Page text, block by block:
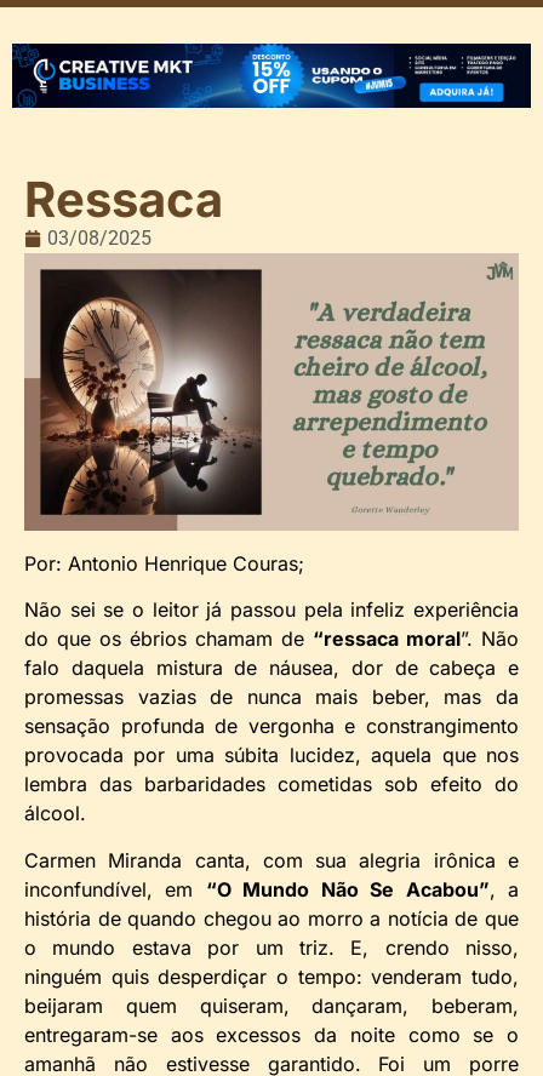
Ressaca
03/08/2025
Por: Antonio Henrique Couras;
Não sei se o leitor já passou pela infeliz experiência
do que os ébrios chamam de “ressaca moral”. Não
falo daquela mistura de náusea, dor de cabeça e
promessas vazias de nunca mais beber, mas da
sensação profunda de vergonha e constrangimento
provocada por uma súbita lucidez, aquela que nos
lembra das barbaridades cometidas sob efeito do
álcool.
Carmen Miranda canta, com sua alegria irônica e
inconfundível, em “O Mundo Não Se Acabou”, a
história de quando chegou ao morro a notícia de que
o mundo estava por um triz. E, crendo nisso,
ninguém quis desperdiçar o tempo: venderam tudo,
beijaram quem quiseram, dançaram, beberam,
entregaram-se aos excessos da noite como se o
amanhã não estivesse garantido. Foi um porre